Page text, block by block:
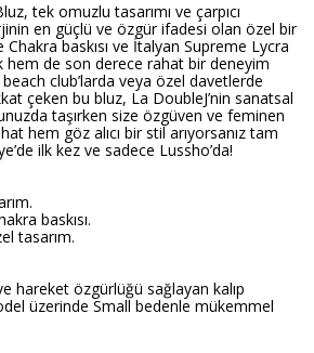
tek omuzlu tasarımı ve çarpıcı
en güçlü ve özgür ifadesi olan özel bir
Chakra baskısı ve İtalyan Supreme Lycra
hem de son derece rahat bir deneyim
club’larda veya özel davetlerde
çeken bu bluz, La DoubleJ’nin sanatsal
taşırken size özgüven ve feminen
hem göz alıcı bir stil arıyorsanız tam
ilk kez ve sadece Lussho’da!
baskısı.
tasarım.
hareket özgürlüğü sağlayan kalıp
üzerinde Small bedenle mükemmel